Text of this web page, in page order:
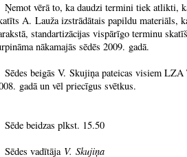
Ņemot vērā to, ka daudzi termini tiek atlikti,
A. Lauža izstrādātais papildu materiāls,
standartizācijas vispārīgo terminu
nākamajās sēdēs 2009. gadā.
Sēdes beigās V. Skujiņa pateicas visiem
gadā un vēl priecīgus svētkus.
Sēde beidzas plkst. 15.50
Sēdes vadītāja V. Skujiņa